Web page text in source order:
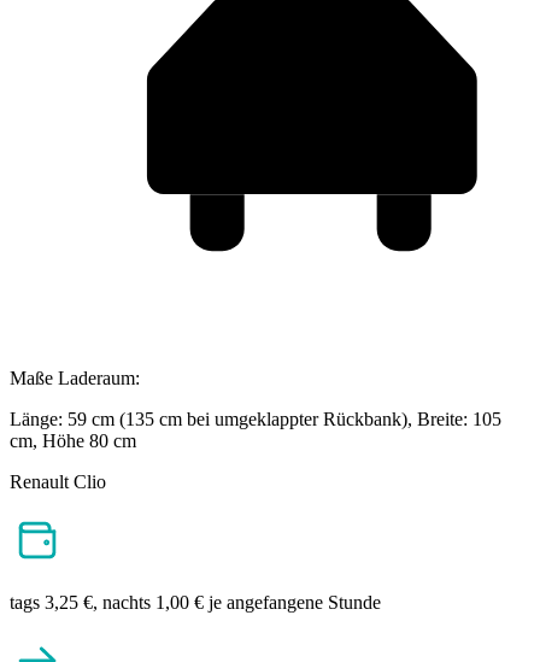
Maße Laderaum:
Länge: 59 cm (135 cm bei umgeklappter Rückbank), Breite: 105
cm, Höhe 80 cm
Renault Clio
tags 3,25 €, nachts 1,00 € je angefangene Stunde